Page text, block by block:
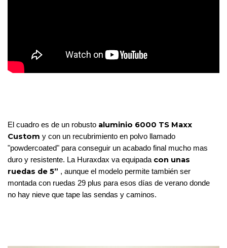
El cuadro es de un robusto aluminio 6000 TS Maxx
Custom y con un recubrimiento en polvo llamado
"powdercoated" para conseguir un acabado final mucho mas
duro y resistente. La Huraxdax va equipada con unas
ruedas de 5” , aunque el modelo permite también ser
montada con ruedas 29 plus para esos días de verano donde
no hay nieve que tape las sendas y caminos.